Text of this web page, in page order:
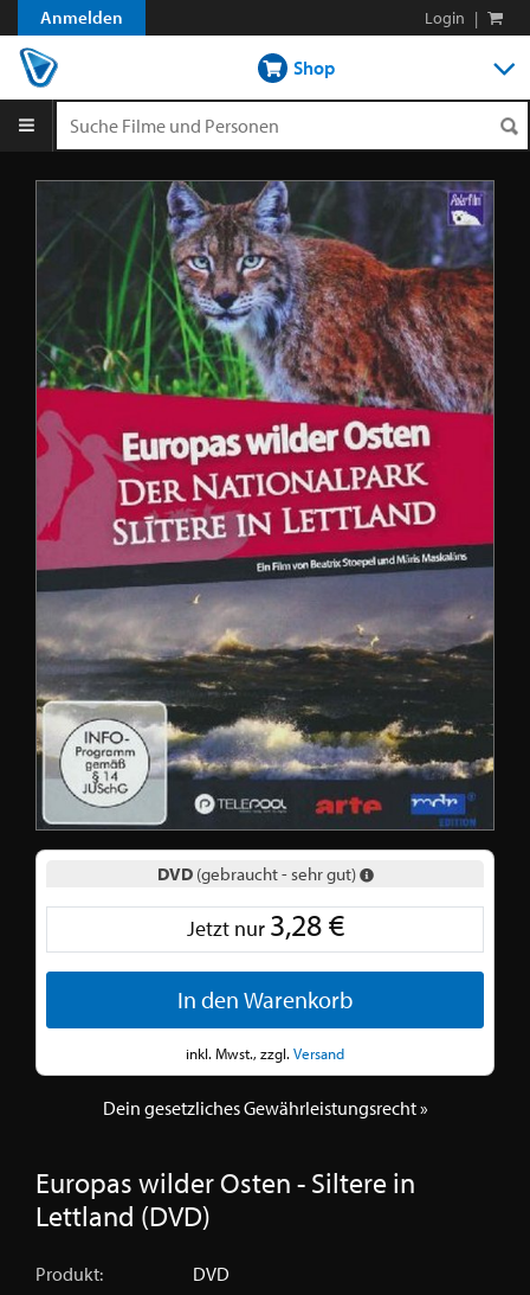
Anmelden Login |
Shop
DVD-Verleih aLaCarte
Streamen
Blog
DVD(gebraucht - sehr gut)
Jetzt nur 3,28 €
In den Warenkorb
inkl. Mwst., zzgl. Versand
Dein gesetzliches Gewährleistungsrecht »
Europas wilder Osten - Siltere in
Lettland (DVD)
Produkt:
DVD